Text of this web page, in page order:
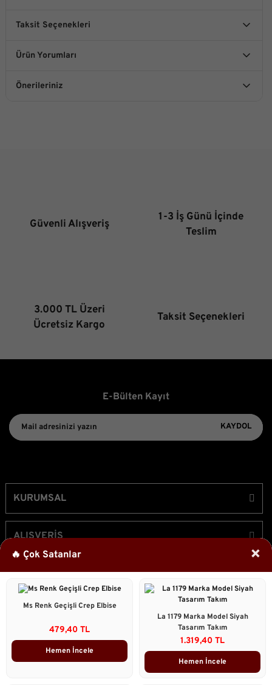
🔥 Çok Satanlar ×
Ms Renk Geçişli Crep Elbise
479,40 TL
Hemen İncele
La 1179 Marka Model Siyah
Tasarım Takım
1.319,40 TL
Hemen İncele
Taksit Seçenekleri
Ürün Yorumları
Önerileriniz
Ürün fiyatı diğer sitelerden daha pahalı.
Güvenli Alışveriş
1-3 İş Günü İçinde
Teslim
3.000 TL Üzeri
Ücretsiz Kargo
Taksit Seçenekleri
E-Bülten Kayıt
KAYDOL
KURUMSAL
ALIŞVERİŞ
ÜYELİK
Bizi Takip Edin!